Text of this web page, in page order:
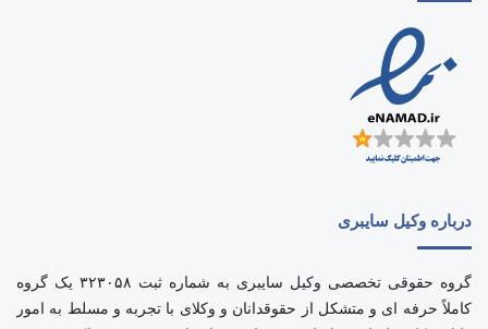
درباره وکیل سایبری
گروه حقوقی تخصصی وکیل سایبری به شماره ثبت ۳۲۳۰۵۸ یک گروه
کاملاً حرفه ای و متشکل از حقوقدانان و وکلای با تجربه و مسلط به امور